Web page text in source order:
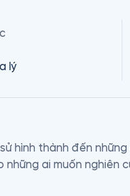
lý
hình thành đến